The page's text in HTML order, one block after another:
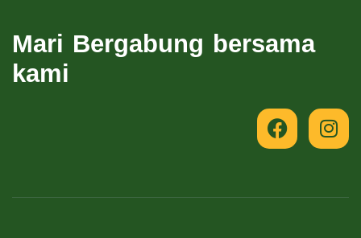
Mari Bergabung bersama
kami